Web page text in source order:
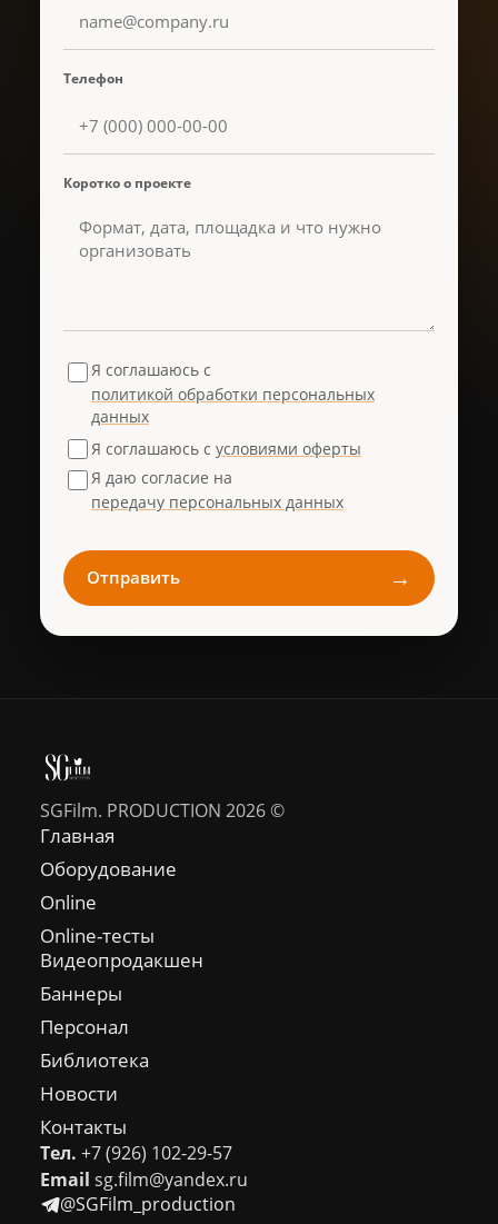
Телефон
Коротко о проекте
Я соглашаюсь с
политикой обработки персональных
данных
Я соглашаюсь с условиями оферты
Я даю согласие на
передачу персональных данных
Отправить →
SGFilm. PRODUCTION 2026 ©
Главная
Оборудование
Online
Online-тесты
Видеопродакшен
Баннеры
Персонал
Библиотека
Новости
Контакты
Тел. +7 (926) 102-29-57
Email sg.film@yandex.ru
@SGFilm_production